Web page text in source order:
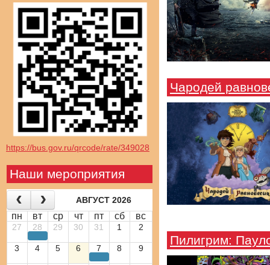
https://bus.gov.ru/qrcode/rate/349028
Наши мероприятия
АВГУСТ 2026
пн вт ср чт пт сб вс
27 28 29 30 31 1 2
3 4 5 6 7 8 9
Чародей
Пилигрим: